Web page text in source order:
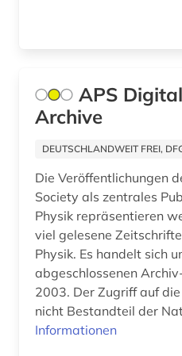
augustinus (1)
aurelius (1)
aurelius
ausländer (1)
APS
Archive
DEUTSCHLANDWEIT FREI,
Die Veröffentlichungen
Society als zentrales
Physik repräsentieren
viel gelesene
Physik. Es handelt sich
abgeschlossenen
2003. Der Zugriff auf
nicht
Informationen